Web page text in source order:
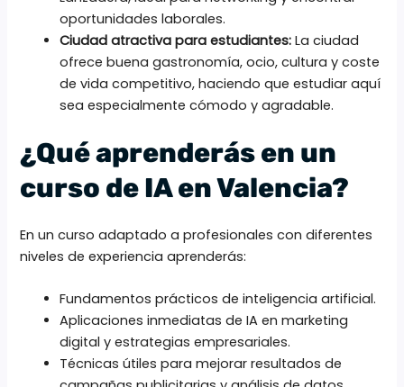
oportunidades laborales.
Ciudad atractiva para estudiantes: La ciudad
ofrece buena gastronomía, ocio, cultura y coste
de vida competitivo, haciendo que estudiar aquí
sea especialmente cómodo y agradable.
¿Qué aprenderás en un
curso de IA en Valencia?
En un curso adaptado a profesionales con diferentes
niveles de experiencia aprenderás:
Fundamentos prácticos de inteligencia artificial.
Aplicaciones inmediatas de IA en marketing
digital y estrategias empresariales.
Técnicas útiles para mejorar resultados de